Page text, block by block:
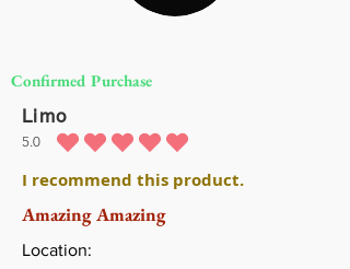
Confirmed Purchase
Limo
5.0 متوسط التقييم هو 5 من 5
I recommend this product.
Amazing Amazing
Location: